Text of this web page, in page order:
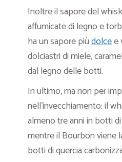
Inoltre il sapore del
affumicate di legno e
ha un sapore piùdolcee
dolciastri di miele,
dal legno delle botti.
In ultimo, ma non per
nell’invecchiamento: il
almeno tre anni in botti
mentre il Bourbon viene
botti di quercia